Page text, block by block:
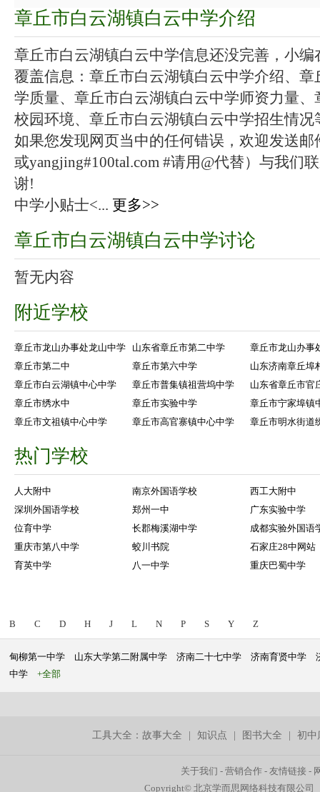
章丘市白云湖镇白云中学介绍
章丘市白云湖镇白云中学信息还没完善，小编
覆盖信息：章丘市白云湖镇白云中学介绍、
学质量、章丘市白云湖镇白云中学师资力量
校园环境、章丘市白云湖镇白云中学招生情况
如果您发现网页当中的任何错误，欢迎发送邮
或yangjing#100tal.com #请用@代替）与我们
谢!
中学小贴士<... 更多>>
章丘市白云湖镇白云中学讨论
暂无内容
附近学校
章丘市龙山办事处龙山中学 山东省章丘市第二中学
章丘市龙山办事
章丘市第二中
章丘市第六中学
山东济南章丘埠
章丘市白云湖镇中心中学
章丘市普集镇祖营坞中学
山东省章丘市官
章丘市绣水中
章丘市实验中学
章丘市宁家埠镇
章丘市文祖镇中心中学
章丘市高官寨镇中心中学 章丘市明水街道
热门学校
人大附中 南京外国语学校
西工大附中
深圳外国语学校
郑州一中
广东实验中学
位育中学
长郡梅溪湖中学
成都实验外国语
重庆市第八中学
蛟川书院
石家庄28中网站
育英中学
八一中学 重庆巴蜀中学
B C D H J L N P S Y Z
甸柳第一中学 山东大学第二附属中学 济南二十七中学 济南育贤中学
中学
+全部
工具大全：故事大全 |知识点 图书大全 |初中
关于我们 -营销合作 -友情链接 -
Copyright© 北京学而思网络科技有限公司